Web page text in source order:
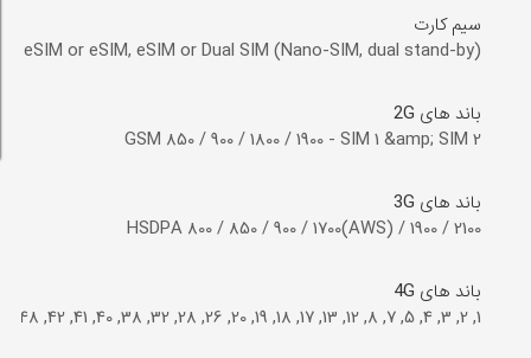
سیم کارت
eSIM or eSIM, eSIM or Dual SIM (Nano-SIM, dual stand-by)
باند های 2G
GSM 850 / 900 / 1800 / 1900 - SIM 1 &amp; SIM 2
باند های 3G
HSDPA 800 / 850 / 900 / 1700(AWS) / 1900 / 2100
باند های 4G
1, 2, 3, 4, 5, 7, 8, 12, 13, 17, 18, 19, 20, 26, 28, 32, 38, 40, 41, 42, 48, 66